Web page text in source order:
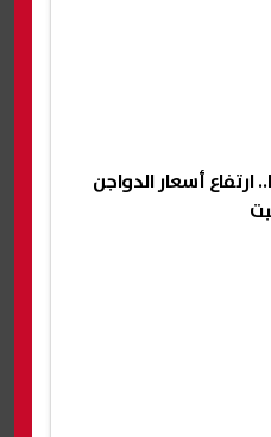
91 جنيهًا.. ارتفاع أسعار الدواجن